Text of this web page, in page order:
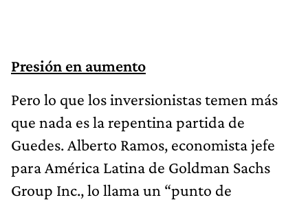
Presión en aumento
Pero lo que los inversionistas temen más
que nada es la repentina partida de
Guedes. Alberto Ramos, economista jefe
para América Latina de Goldman Sachs
Group Inc., lo llama un “punto de